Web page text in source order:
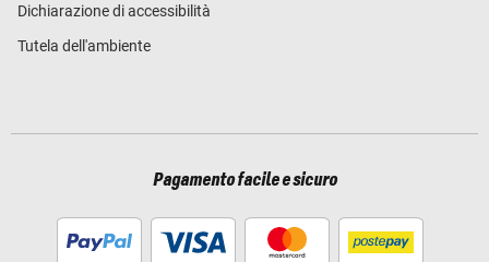
Dichiarazione di accessibilità
Tutela dell'ambiente
Pagamento facile e sicuro